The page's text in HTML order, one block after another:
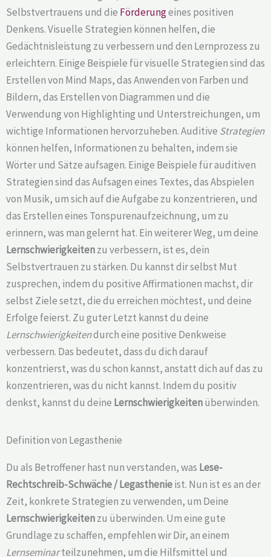
Selbstvertrauens und die Förderungeines positiven
Denkens. Visuelle Strategien können helfen, die
Gedächtnisleistung zu verbessern und den Lernprozess zu
erleichtern. Einige Beispiele für visuelle Strategien sind das
Erstellen von Mind Maps, das Anwenden von Farben und
Bildern, das Erstellen von Diagrammen und die
Verwendung von Highlighting und Unterstreichungen, um
wichtige Informationen hervorzuheben. Auditive Strategien
können helfen, Informationen zu behalten, indem sie
Wörter und Sätze aufsagen. Einige Beispiele für auditiven
Strategien sind das Aufsagen eines Textes, das Abspielen
von Musik, um sich auf die Aufgabe zu konzentrieren, und
das Erstellen eines Tonspurenaufzeichnung, um zu
erinnern, was man gelernt hat. Ein weiterer Weg, um deine
Lernschwierigkeitenzu verbessern, ist es, dein
Selbstvertrauen zu stärken. Du kannst dir selbst Mut
zusprechen, indem du positive Affirmationen machst, dir
selbst Ziele setzt, die du erreichen möchtest, und deine
Erfolge feierst. Zu guter Letzt kannst du deine
Lernschwierigkeitendurch eine positive Denkweise
verbessern. Das bedeutet, dass du dich darauf
konzentrierst, was du schon kannst, anstatt dich auf das zu
konzentrieren, was du nicht kannst. Indem du positiv
denkst, kannst du deine Lernschwierigkeitenüberwinden.
Definition von Legasthenie
Du als Betroffener hast nun verstanden, was Lese-
Rechtschreib-Schwäche /Legasthenieist. Nun ist es an der
Zeit, konkrete Strategien zu verwenden, um Deine
Lernschwierigkeitenzu überwinden. Um eine gute
Grundlage zu schaffen, empfehlen wir Dir, an einem
Lernseminarteilzunehmen, um die Hilfsmittel und